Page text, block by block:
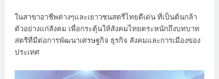
ในสาขาอาชีพต่างๆและเยาวชนสตรีไทยดีเด่น ที่เป็นต้นกล้า
ตัวอย่างแก่สังคม เพื่อกระตุ้นให้สังคมไทยตระหนักถึงบทบาท
สตรีที่มีต่อการพัฒนาเศรษฐกิจ ธุรกิจ สังคมและการเมืองของ
ประเทศ